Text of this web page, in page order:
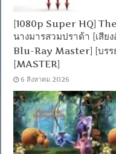
[1080p Super HQ]
นางมารสวมปราด้า [เสีย
Blu-Ray Master] [บรร
[MASTER]
6 สิงหาคม 2026